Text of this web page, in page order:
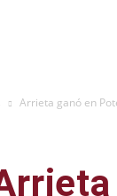
Arrieta ganó en